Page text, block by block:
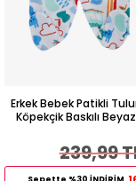
Erkek Bebek Patikli
Köpekçik Baskılı
239,99